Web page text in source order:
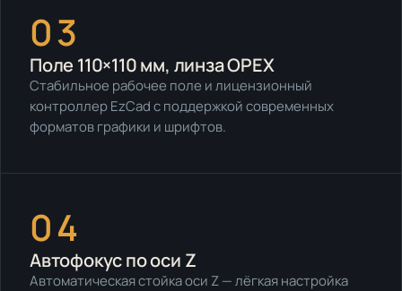
03
Поле 110×110 мм, линза OPEX
Стабильное рабочее поле и лицензионный
контроллер EzCad с поддержкой современных
форматов графики и шрифтов.
04
Автофокус по оси Z
Автоматическая стойка оси Z — лёгкая настройка